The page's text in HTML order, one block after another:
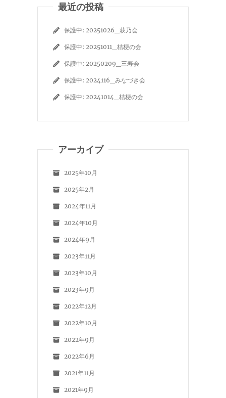
最近の投稿
保護中: 20251026_萩乃会
保護中: 20251011_桔梗の会
保護中: 20250209_三寿会
保護中: 2024116_みなづき会
保護中: 20241014_桔梗の会
アーカイブ
2025年10月
2025年2月
2024年11月
2024年10月
2024年9月
2023年11月
2023年10月
2023年9月
2022年12月
2022年10月
2022年9月
2022年6月
2021年11月
2021年9月